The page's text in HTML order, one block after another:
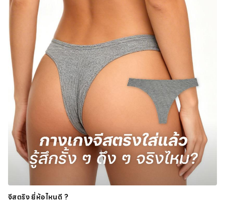
จีสตริง ยี่ห้อไหนดี ?